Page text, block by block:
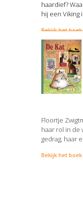
haardief?
hij een Viking
Bekijk het boek
Floortje
haar rol in de
gedrag, haar
Bekijk het boek